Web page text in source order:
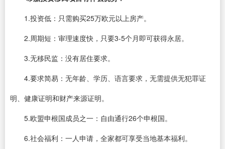
1.投资低：只需购买25万欧元以上房产。
2.周期短：审理速度快，只要3-5个月即可获得永居。
3.无移民监：没有居住要求。
4.要求简易：无年龄、学历、语言要求，无需提供无犯罪证
明、健康证明和财产来源证明。
5.欧盟申根国成员之一：自由通行26个申根国。
6.社会福利：一人申请，全家都可享受当地基本福利。